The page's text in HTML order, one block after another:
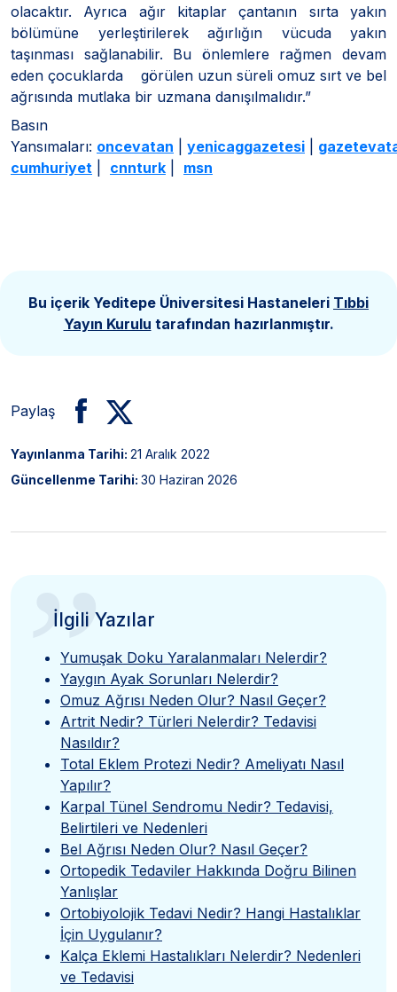
olacaktır. Ayrıca ağır kitaplar çantanın sırta yakın
bölümüne yerleştirilerek ağırlığın vücuda yakın
taşınması sağlanabilir. Bu önlemlere rağmen devam
eden çocuklarda görülen uzun süreli omuz sırt ve bel
ağrısında mutlaka bir uzmana danışılmalıdır.”
Basın
Yansımaları: oncevatan yenicaggazetesi
cumhuriyet
cnnturk msn
Bu içerik Yeditepe Üniversitesi Hastaneleri Tıbbi
Yayın Kurulu tarafından hazırlanmıştır.
Paylaş
Yayınlanma Tarihi: 21 Aralık 2022
Güncellenme Tarihi: 30 Haziran 2026
”
İlgili Yazılar
Yumuşak Doku Yaralanmaları Nelerdir?
Yaygın Ayak Sorunları Nelerdir?
Omuz Ağrısı Neden Olur? Nasıl Geçer?
Artrit Nedir? Türleri Nelerdir? Tedavisi
Nasıldır?
Total Eklem Protezi Nedir? Ameliyatı Nasıl
Yapılır?
Karpal Tünel Sendromu Nedir? Tedavisi,
Belirtileri ve Nedenleri
Bel Ağrısı Neden Olur? Nasıl Geçer?
Ortopedik Tedaviler Hakkında Doğru Bilinen
Yanlışlar
Ortobiyolojik Tedavi Nedir? Hangi Hastalıklar
İçin Uygulanır?
Kalça Eklemi Hastalıkları Nelerdir? Nedenleri
ve Tedavisi